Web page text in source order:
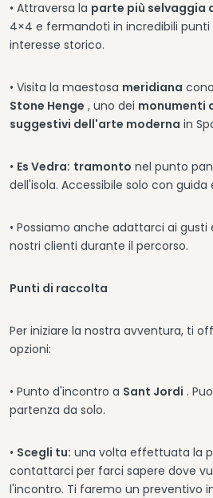
• Attraversa la parte più selvaggia
4×4 e fermandoti in incredibili
interesse storico.
• Visita la maestosa meridiana
Stone Henge , uno dei monumenti
suggestivi dell'arte moderna in
• Es Vedra: tramonto nel punto
dell'isola. Accessibile solo con
• Possiamo anche adattarci ai gusti
nostri clienti durante il percorso.
Punti di raccolta
Per iniziare la nostra avventura, ti
opzioni:
• Punto d'incontro a Sant Jordi .
partenza da solo.
• Scegli tu: una volta effettuata la
contattarci per farci sapere dove
l'incontro. Ti faremo un preventivo